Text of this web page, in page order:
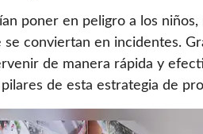
poner en peligro a los
conviertan en incidentes.
de manera rápida y
de esta estrategia de